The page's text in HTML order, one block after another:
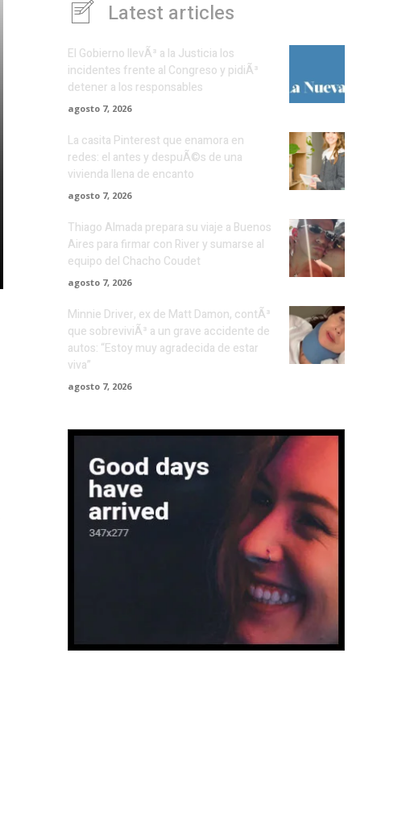
Latest articles
El Gobierno llevÃ³ a la Justicia los
incidentes frente al Congreso y pidiÃ³
detener a los responsables
agosto 7, 2026
La casita Pinterest que enamora en
redes: el antes y despuÃ©s de una
vivienda llena de encanto
agosto 7, 2026
Thiago Almada prepara su viaje a Buenos
Aires para firmar con River y sumarse al
equipo del Chacho Coudet
agosto 7, 2026
Minnie Driver, ex de Matt Damon, contÃ³
que sobreviviÃ³ a un grave accidente de
autos: “Estoy muy agradecida de estar
viva”
agosto 7, 2026